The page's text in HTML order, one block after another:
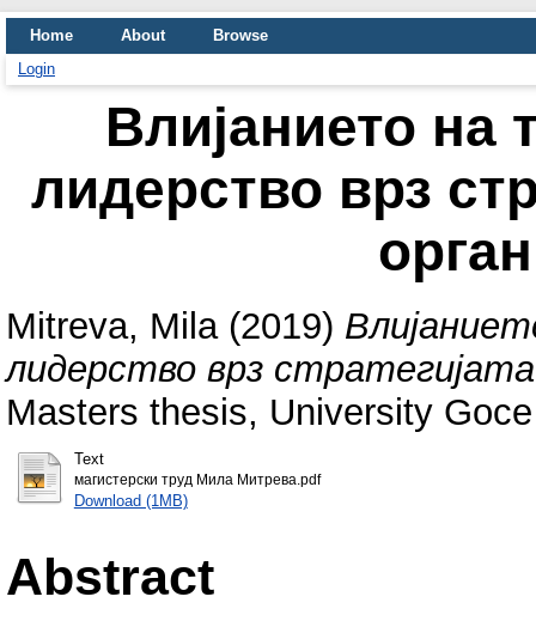
Home About
Browse
Login
Влијанието на
лидерство врз
Mitreva, Mila(2019)
лидерство врз стратегијата
Masters thesis, University
Text
магистерски труд Мила Митрева.pdf
Download (1MB)
Abstract